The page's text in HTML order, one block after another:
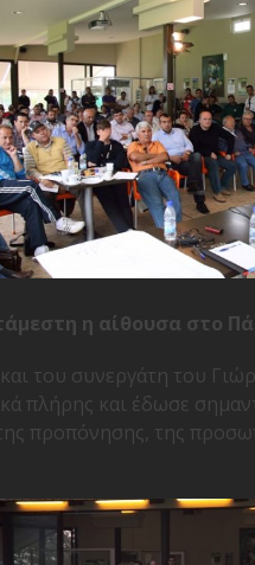
η αίθουσα στο
του συνεργάτη του
πλήρης και έδωσε
προπόνησης, της